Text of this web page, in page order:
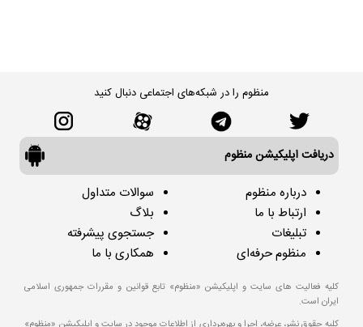
منظوم را در شبکه‌های اجتماعی دنبال کنید
دریافت اپلیکیشن منظوم
درباره منظوم
ارتباط با ما
تبلیغات
منظوم حرفه‌ای
سوالات متداول
بلاگ
جستجوی پیشرفته
همکاری با ما
کلیه فعالیت های سایت و اپلیکیشن «منظوم» تابع قوانین و مقررات جمهوری اسلامی
ایران است.